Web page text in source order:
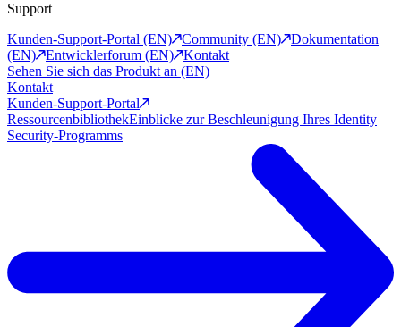
Support
Kunden-Support-Portal (EN)
Community (EN)
Dokumentation
(EN)
Entwicklerforum (EN)
Kontakt
Sehen Sie sich das Produkt an (EN)
Kontakt
Kunden-Support-Portal
RessourcenbibliothekEinblicke zur Beschleunigung Ihres Identity
Security-Programms